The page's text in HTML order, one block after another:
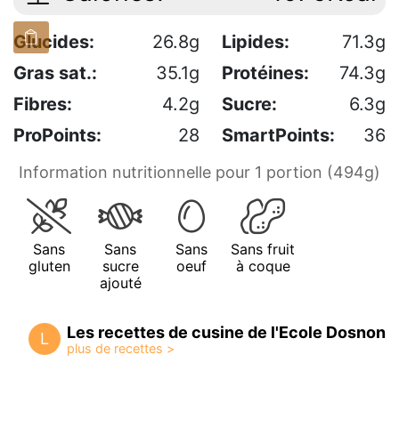
Glucides: 26.8g Lipides:
71.3g
Gras sat.:
35.1g Protéines:
74.3g
Fibres:
4.2g Sucre:
6.3g
ProPoints:
28 SmartPoints: 36
Information nutritionnelle pour 1 portion (494g)
Sans
gluten
Sans
sucre
ajouté
Sans
oeuf
Sans fruit
à coque
L Les recettes de cusine de l'Ecole Dosnon